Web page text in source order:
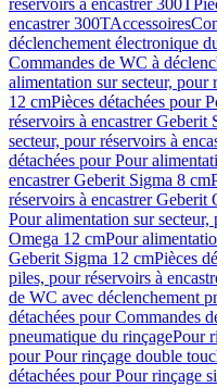
réservoirs à encastrer 300T
encastrer 300TAccessoires
déclenchement électronique
Commandes de WC à
alimentation sur secteur, pour
12 cmPièces détachées pour
réservoirs à encastrer Geberit
secteur, pour réservoirs à
détachées pour Pour
encastrer Geberit Sigma 8 cm
réservoirs à encastrer Geberit
Pour alimentation sur
Omega 12 cmPour
Geberit Sigma 12 cmPièces
piles, pour réservoirs à
de WC avec déclenchement
détachées pour Commandes
pneumatique du rinçagePour
pour Pour rinçage double
détachées pour Pour rinçage